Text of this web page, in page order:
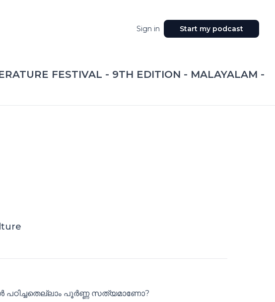
Sign in Start my podcast
FESTIVAL - 9TH EDITION - MALAYALAM -
പഠിച്ചതെല്ലാം പൂർണ്ണ സത്യമാണോ?